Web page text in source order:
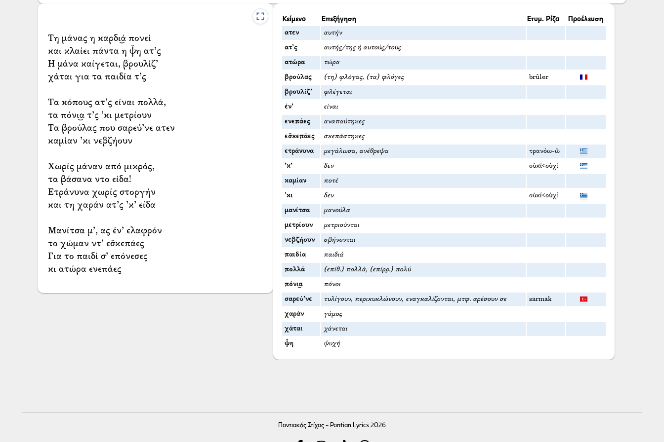
Τη μάνας η καρδι͜ά πονεί
και κλαίει πάντα η ψ̌η ατ’ς
Η μάνα καίγεται, βρουλίζ’
χάται για τα παιδία τ’ς
Τα κόπους ατ’ς είναι πολλά,
τα πόνι͜α τ’ς ’κι μετρίουν
Τα βρούλας που σαρεύ’νε ατεν
καμίαν ’κι νεβζήουν
Χωρίς μάναν από μικρός,
τα βάσανα ντο είδα!
Ετράνυνα χωρίς στοργήν
και τη χαράν ατ’ς ’κ’ είδα
Μανίτσα μ’, ας έν’ ελαφρόν
το χώμαν ντ’ εσ̌κεπάες
Για το παιδί σ’ επόνεσες
κι ατώρα ενεπάες
Κείμενο Επεξήγηση Ετυμ. Ρίζα Προέλευση
ατεν αυτήν
ατ’ς αυτής/της ή αυτούς/τους
ατώρα τώρα
βρούλας (τη) φλόγας, (τα) φλόγες brûler
βρουλίζ’ φλέγεται
έν’ είναι
ενεπάες αναπαύτηκες
εσ̌κεπάες σκεπάστηκες
ετράνυνα μεγάλωσα, ανέθρεψα τρανόω-ῶ
’κ’ δεν οὐκί<οὐχί
καμίαν ποτέ
’κι δεν οὐκί<οὐχί
μανίτσα μανούλα
μετρίουν μετριούνται
νεβζήουν σβήνονται
παιδία παιδιά
πολλά (επίθ.) πολλά, (επίρρ.) πολύ
πόνι͜α πόνοι
σαρεύ’νε τυλίγουν, περικυκλώνουν, εναγκαλίζονται, μτφ. αρέσουν σε sarmak
χαράν γάμος
χάται χάνεται
ψ̌η ψυχή
Ποντιακός Στίχος - Pontian Lyrics 2026